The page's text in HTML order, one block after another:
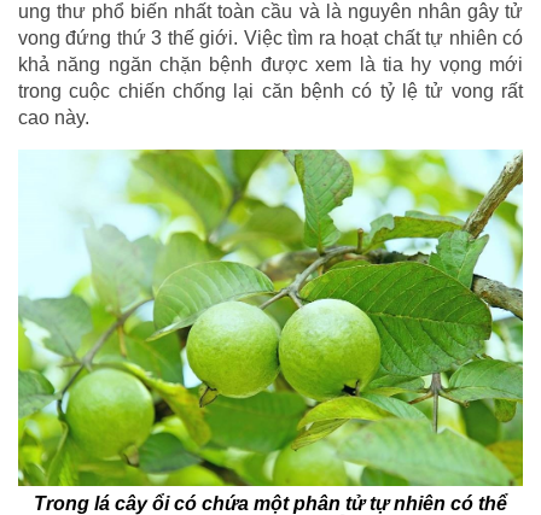
ung thư phổ biến nhất toàn cầu và là nguyên nhân gây tử
vong đứng thứ 3 thế giới. Việc tìm ra hoạt chất tự nhiên có
khả năng ngăn chặn bệnh được xem là tia hy vọng mới
trong cuộc chiến chống lại căn bệnh có tỷ lệ tử vong rất
cao này.
Trong lá cây ổi có chứa một phân tử tự nhiên có thể